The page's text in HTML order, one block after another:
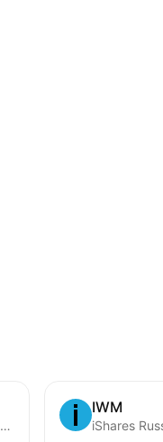
Vanguard Morningstar Total Stock Market ETF
IWM
iShares